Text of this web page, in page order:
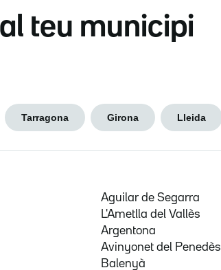
teu municipi
Tarragona Girona Lleida
Aguilar de Segarra
L'Ametlla del Vallès
Argentona
Avinyonet del Penedès
Balenyà